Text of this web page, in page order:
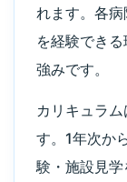
れます。各
を経験でき
強みです。
カリキュラ
す。1年次か
験・施設見学